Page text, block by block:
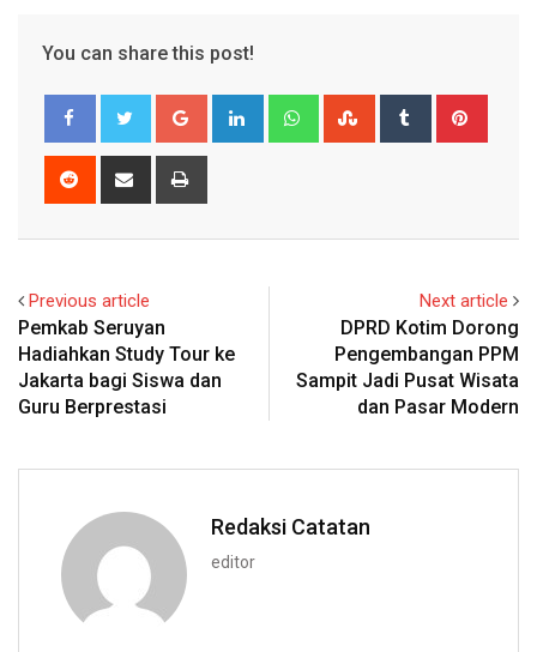
You can share this post!
Google+ LinkedIn WhatsappStumbleUpon
Tumblr
Reddit
Share
Previous article
Pemkab Seruyan
Hadiahkan Study Tour ke
Jakarta bagi Siswa dan
Guru Berprestasi
Next article
DPRD Kotim Dorong
Pengembangan PPM
Sampit Jadi Pusat Wisata
dan Pasar Modern
Redaksi Catatan
editor